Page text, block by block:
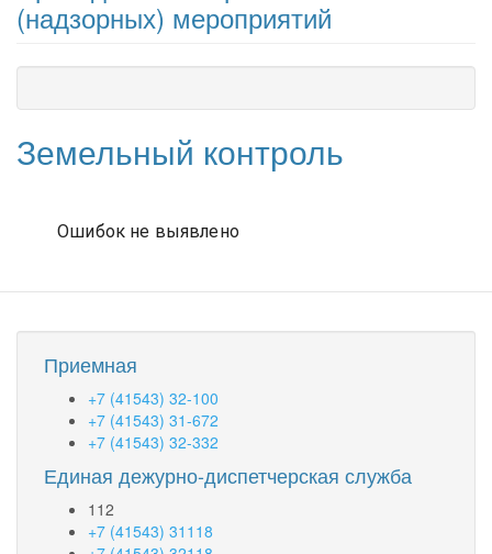
(надзорных) мероприятий
Земельный контроль
Приемная
+7 (41543) 32-100
+7 (41543) 31-672
+7 (41543) 32-332
Единая дежурно-диспетчерская служба
112
+7 (41543) 31118